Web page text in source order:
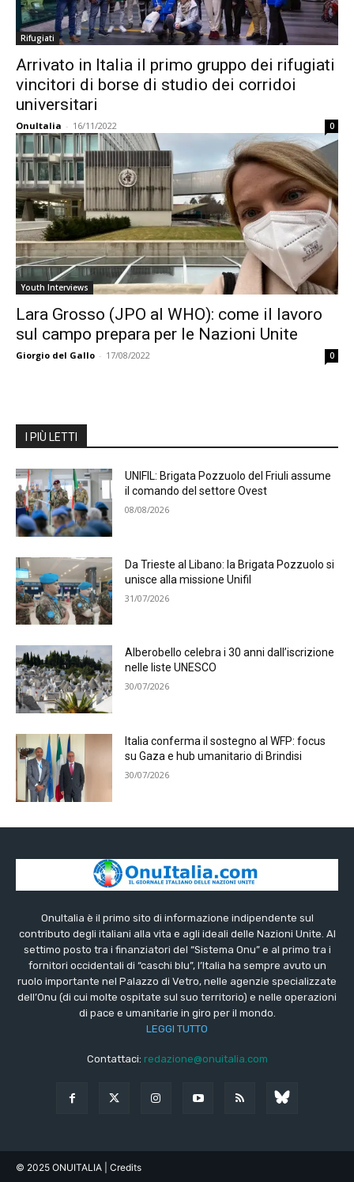
Rifugiati
Arrivato in Italia il primo gruppo dei rifugiati
vincitori di borse di studio dei corridoi
universitari
OnuItalia - 16/11/2022 0
Youth Interviews
Lara Grosso (JPO al WHO): come il lavoro
sul campo prepara per le Nazioni Unite
Giorgio del Gallo - 17/08/2022 0
I PIÙ LETTI
UNIFIL: Brigata Pozzuolo del Friuli assume
il comando del settore Ovest
08/08/2026
Da Trieste al Libano: la Brigata Pozzuolo si
unisce alla missione Unifil
31/07/2026
Alberobello celebra i 30 anni dall’iscrizione
nelle liste UNESCO
30/07/2026
Italia conferma il sostegno al WFP: focus
su Gaza e hub umanitario di Brindisi
30/07/2026
OnuItalia è il primo sito di informazione indipendente sul
contributo degli italiani alla vita e agli ideali delle Nazioni Unite. Al
settimo posto tra i finanziatori del “Sistema Onu” e al primo tra i
fornitori occidentali di “caschi blu”, l’Italia ha sempre avuto un
ruolo importante nel Palazzo di Vetro, nelle agenzie specializzate
dell’Onu (di cui molte ospitate sul suo territorio) e nelle operazioni
di pace e umanitarie in giro per il mondo.
LEGGI TUTTO
Contattaci: redazione@onuitalia.com
© 2025 ONUITALIA | Credits